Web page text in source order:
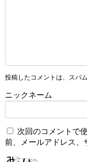
投稿したコメントは、スパ
ニックネーム
次回のコメントで
前、メールアドレス、